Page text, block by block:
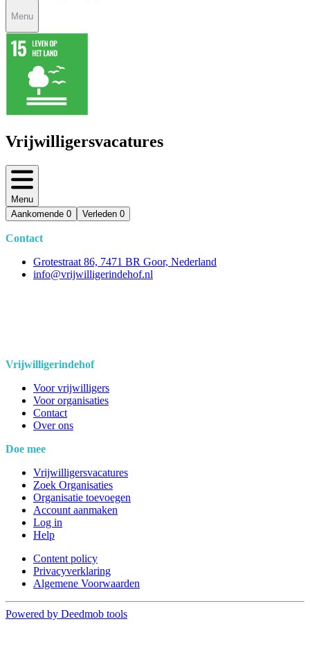
Menu
Vrijwilligersvacatures
Menu
Aankomende 0 Verleden 0
Contact
Grotestraat 86, 7471 BR Goor, Nederland
info@vrijwilligerindehof.nl
Vrijwilligerindehof
Voor vrijwilligers
Voor organisaties
Contact
Over ons
Doe mee
Vrijwilligersvacatures
Zoek Organisaties
Organisatie toevoegen
Account aanmaken
Log in
Help
Content policy
Privacyverklaring
Algemene Voorwaarden
Powered by Deedmob tools